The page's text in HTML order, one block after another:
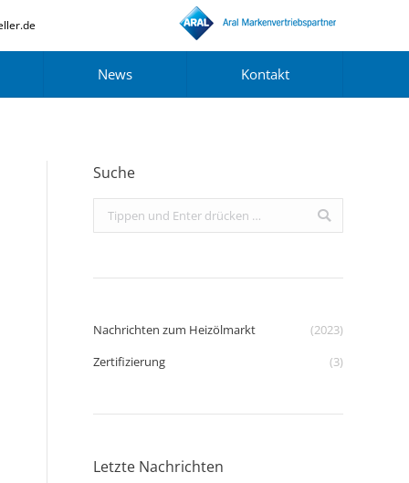
News Kontakt
Suche
Search:
Nachrichten zum Heizölmarkt
(2023)
Zertifizierung
(3)
Letzte Nachrichten